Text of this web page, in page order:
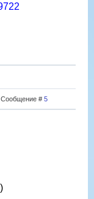
Сообщение # 5